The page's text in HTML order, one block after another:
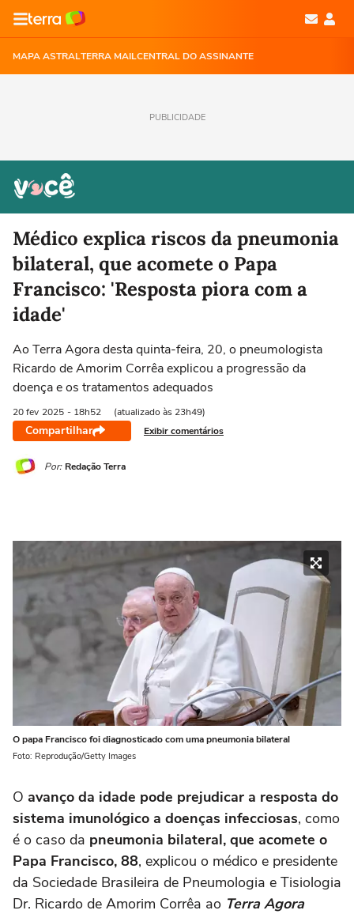
MAPA ASTRALTERRA MAILCENTRAL DO ASSINANTE
PUBLICIDADE
Médico explica riscos da pneumonia
bilateral, que acomete o Papa
Francisco: 'Resposta piora com a
idade'
Ao Terra Agora desta quinta-feira, 20, o pneumologista
Ricardo de Amorim Corrêa explicou a progressão da
doença e os tratamentos adequados
20 fev 2025 - 18h52 (atualizado às 23h49)
Compartilhar Exibir comentários
Por: Redação Terra
O papa Francisco foi diagnosticado com uma pneumonia bilateral
Foto: Reprodução/Getty Images
O avanço da idade pode prejudicar a resposta do
sistema imunológico a doenças infecciosas, como
é o caso da pneumonia bilateral, que acomete o
Papa Francisco, 88, explicou o médico e presidente
da Sociedade Brasileira de Pneumologia e Tisiologia
Dr. Ricardo de Amorim Corrêa ao Terra Agora